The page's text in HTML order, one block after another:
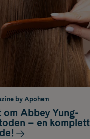
by Apohem
om Abbey Yung-
– en komplett